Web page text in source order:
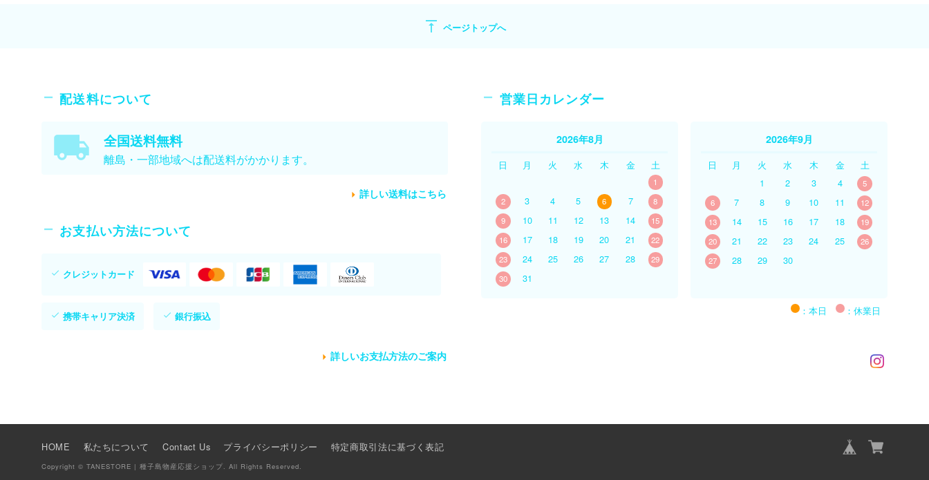
vertical_align_top ページトップへ
配送料について
全国送料無料
離島・一部地域へは配送料がかかります。
詳しい送料はこちら
お支払い方法について
クレジットカード
携帯キャリア決済 銀行振込
詳しいお支払方法のご案内
営業日カレンダー
2026年8月
日 月 火 水 木 金 土
1
2
3 4 5 6 7
8
9
10 11 12 13 14
15
16
17 18 19 20 21
22
23
24 25 26 27 28
29
30
31
2026年9月
日 月 火 水 木 金
土
1
2 3 4
5
6
7 8 9 10 11
12
13
14 15 16 17 18
19
20
21 22 23 24 25
26
27
28 29 30
：本日 ：休業日
HOME 私たちについて Contact Us プライバシーポリシー 特定商取引法に基づく表記
Copyright © TANESTORE | 種子島物産応援ショップ. All Rights Reserved.